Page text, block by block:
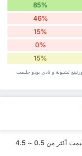
85%
46%
15%
0%
15%
لشبونة و نادي بودو جليمت
يانات تهديف نادي سبورتينغ لشبونة و نادي بودو جليمت أكثر من 0.5 ~ 4.5